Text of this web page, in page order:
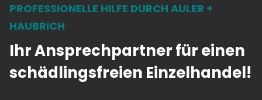
PROFESSIONELLE HILFE DURCH AULER +
HAUBRICH
Ihr Ansprechpartner für einen
schädlingsfreien Einzelhandel!